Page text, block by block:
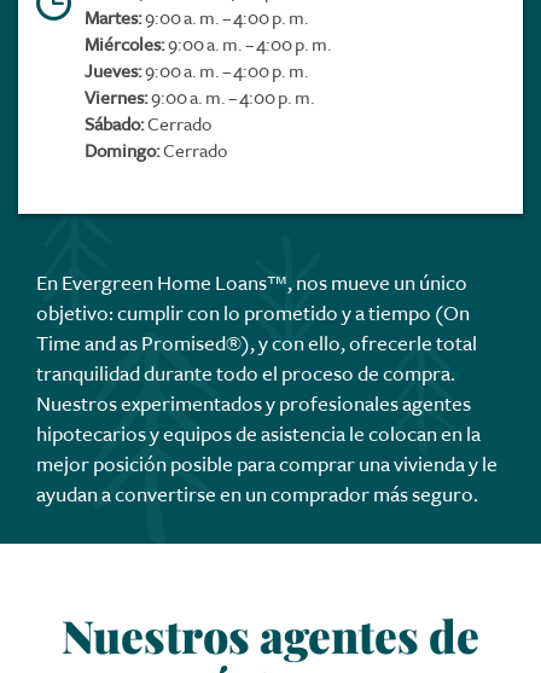
Martes:9:00 a. m. – 4:00 p. m.
Miércoles:9:00 a. m. – 4:00 p. m.
Jueves:9:00 a. m. – 4:00 p. m.
Viernes:9:00 a. m. – 4:00 p. m.
Sábado:Cerrado
Domingo:Cerrado
En Evergreen Home Loans™, nos mueve un único
objetivo: cumplir con lo prometido y a tiempo (On
Time and as Promised®), y con ello, ofrecerle total
tranquilidad durante todo el proceso de compra.
Nuestros experimentados y profesionales agentes
hipotecarios y equipos de asistencia le colocan en la
mejor posición posible para comprar una vivienda y le
ayudan a convertirse en un comprador más seguro.
Nuestros agentes de